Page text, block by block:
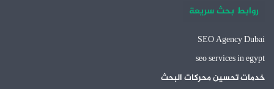
روابط بحث سريعة
SEO Agency Dubai
seo services in egypt
خدمات تحسين محركات البحث